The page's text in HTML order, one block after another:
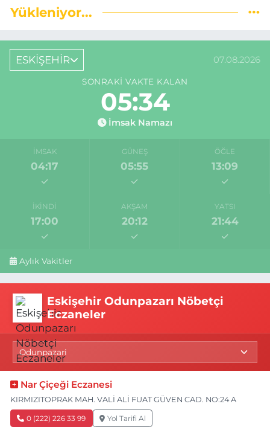
Yükleniyor...
ESKİŞEHİR 07.08.2026
SONRAKI VAKTE KALAN
05:33
İmsak Namazı
İMSAK
04:17
GÜNEŞ
05:55
ÖĞLE
13:09
İKINDI
17:00
AKŞAM
20:12
YATSI
21:44
Aylık Vakitler
Eskişehir Odunpazarı Nöbetçi
Eczaneler
Nar Çiçeği Eczanesi
KIRMIZITOPRAK MAH. VALİ ALİ FUAT GÜVEN CAD. NO:24 A
0 (222) 226 33 99 Yol Tarifi Al